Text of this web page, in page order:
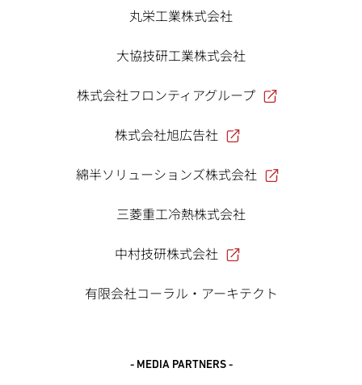
丸栄工業株式会社
大協技研工業株式会社
株式会社フロンティアグループ
株式会社旭広告社
綿半ソリューションズ株式会社
三菱重工冷熱株式会社
中村技研株式会社
有限会社コーラル・アーキテクト
- MEDIA PARTNERS -